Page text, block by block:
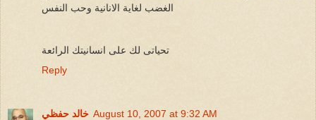
الغضب لغاية الانانية وحب النفس
تحياتى لك على انسانيتك الرائعة
Reply
خالد حفظي August 10, 2007 at 9:32 AM